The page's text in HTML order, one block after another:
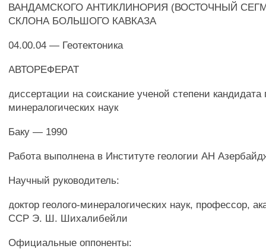
ВАНДАМСКОГО АНТИКЛИНОРИЯ (ВОСТОЧНЫЙ
СКЛОНА БОЛЬШОГО КАВКАЗА
04.00.04 — Геотектоника
АВТОРЕФЕРАТ
диссертации на соискание ученой степени кандидата
минералогических наук
Баку — 1990
Работа выполнена в Институте геологии АН
Научный руководитель:
доктор геолого-минералогических наук, профессор,
ССР Э. Ш. Шихалибейли
Официальные оппоненты: